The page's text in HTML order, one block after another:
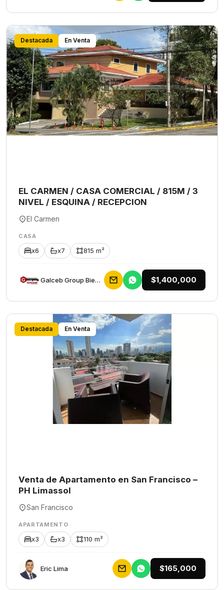
Destacada En Venta
EL CARMEN / CASA COMERCIAL / 815M / 3
NIVEL / ESQUINA / RECEPCION
El Carmen
CASA
x6 x7 815 m²
Galceb Group Bienes Raices $1,400,000
Destacada En Venta
Venta de Apartamento en San Francisco –
PH Limassol
San Francisco
APARTAMENTO
x3 x3 110 m²
Eric Lima $165,000